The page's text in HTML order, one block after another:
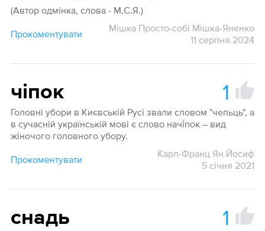
(Автор одмінка, слова - М.С.Я.)
Прокоментувати
Мішка Просто-собі Мішка-Яненко
11 серпня 2024
чіпок 1
Головні убори в Києвській Русі звали словом "чепьць", а
в сучасній українській мові є слово начі́пок – вид
жіночого головного убору.
Прокоментувати
Карл-Франц Ян Йосиф
5 січня 2021
снадь 1